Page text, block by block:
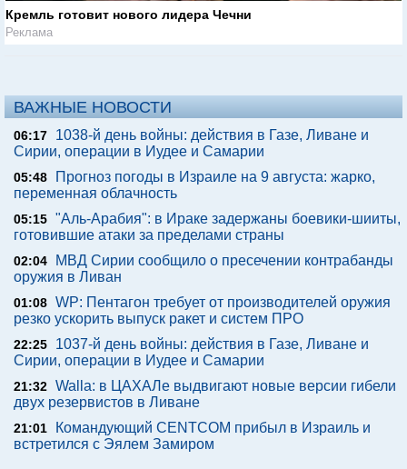
Кремль готовит нового лидера Чечни
Реклама
ВАЖНЫЕ НОВОСТИ
06:17
1038-й день войны: действия в Газе, Ливане и
Сирии, операции в Иудее и Самарии
05:48
Прогноз погоды в Израиле на 9 августа: жарко,
переменная облачность
05:15 "Аль-Арабия": в Ираке задержаны боевики-шииты,
готовившие атаки за пределами страны
02:04
МВД Сирии сообщило о пресечении контрабанды
оружия в Ливан
01:08 WP: Пентагон требует от производителей оружия
резко ускорить выпуск ракет и систем ПРО
22:25
1037-й день войны: действия в Газе, Ливане и
Сирии, операции в Иудее и Самарии
21:32 Walla: в ЦАХАЛе выдвигают новые версии гибели
двух резервистов в Ливане
21:01
Командующий CENTCOM прибыл в Израиль и
встретился с Эялем Замиром